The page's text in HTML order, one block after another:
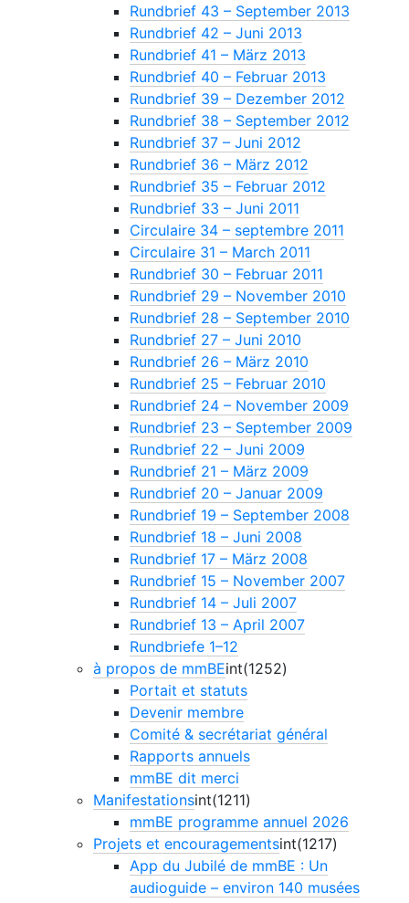
Rundbrief 43 – September 2013
Rundbrief 42 – Juni 2013
Rundbrief 41 – März 2013
Rundbrief 40 – Februar 2013
Rundbrief 39 – Dezember 2012
Rundbrief 38 – September 2012
Rundbrief 37 – Juni 2012
Rundbrief 36 – März 2012
Rundbrief 35 – Februar 2012
Rundbrief 33 – Juni 2011
Circulaire 34 – septembre 2011
Circulaire 31 – March 2011
Rundbrief 30 – Februar 2011
Rundbrief 29 – November 2010
Rundbrief 28 – September 2010
Rundbrief 27 – Juni 2010
Rundbrief 26 – März 2010
Rundbrief 25 – Februar 2010
Rundbrief 24 – November 2009
Rundbrief 23 – September 2009
Rundbrief 22 – Juni 2009
Rundbrief 21 – März 2009
Rundbrief 20 – Januar 2009
Rundbrief 19 – September 2008
Rundbrief 18 – Juni 2008
Rundbrief 17 – März 2008
Rundbrief 15 – November 2007
Rundbrief 14 – Juli 2007
Rundbrief 13 – April 2007
Rundbriefe 1–12
à propos de mmBEint(1252)
Portait et statuts
Devenir membre
Comité & secrétariat général
Rapports annuels
mmBE dit merci
Manifestationsint(1211)
mmBE programme annuel 2026
Projets et encouragementsint(1217)
App du Jubilé de mmBE : Un
audioguide – environ 140 musées